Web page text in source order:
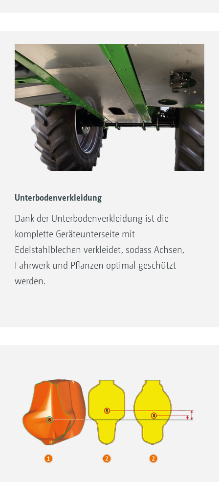
Unterbodenverkleidung
Dank der Unterbodenverkleidung ist die
komplette Geräteunterseite mit
Edelstahlblechen verkleidet, sodass Achsen,
Fahrwerk und Pflanzen optimal geschützt
werden.